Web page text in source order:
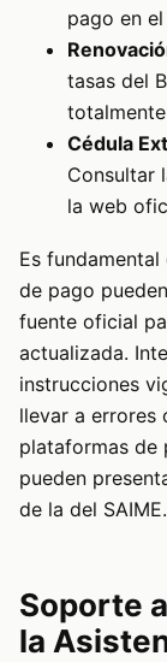
pago en
tasas del
Cédula
Consultar
la web
Es
de pago
fuente oficial
actualizada.
instrucciones
llevar a errores
plataformas de
pueden
de la del SAIME.
Soporte
la